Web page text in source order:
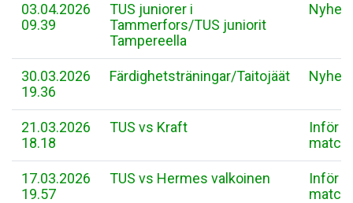
03.04.2026
09.39
TUS juniorer i
Tammerfors/TUS juniorit
Tampereella
Nyhet
30.03.2026
19.36
Färdighetsträningar/Taitojäät Nyhet
21.03.2026
18.18
TUS vs Kraft
Inför
match
17.03.2026
19.57
TUS vs Hermes valkoinen
Inför
match